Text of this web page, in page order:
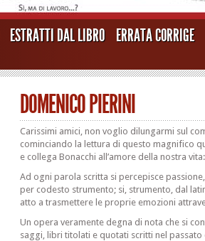
ESTRATTI DAL LIBRO ERRATA CORRIGE
DOMENICO PIERINI
Carissimi amici, non voglio dilungarmi sul
cominciando la lettura di questo magnifico
e collega Bonacchi all’amore della nostra
Ad ogni parola scritta si percepisce
per codesto strumento; si, strumento, dal
atto a trasmettere le proprie emozioni
Un opera veramente degna di nota che si
saggi, libri titolati e quotati scritti nel